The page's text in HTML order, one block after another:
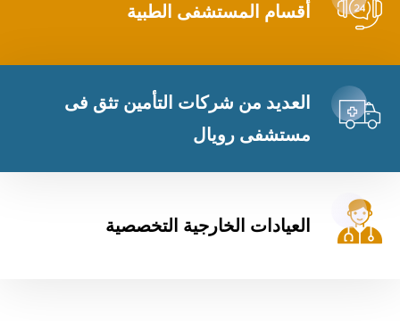
العيادات الخارجية التخصصية
أقسام المستشفى الطبية
العديد من شركات التأمين تثق فى
مستشفى رويال